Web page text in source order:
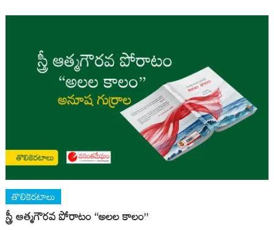
తొలికెరటాలు
స్త్రీ ఆత్మగౌరవ పోరాటం “అలల కాలం”